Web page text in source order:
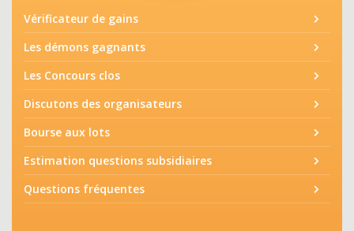
Vérificateur de gains
Les démons gagnants
Les Concours clos
Discutons des organisateurs
Bourse aux lots
Estimation questions subsidiaires
Questions fréquentes